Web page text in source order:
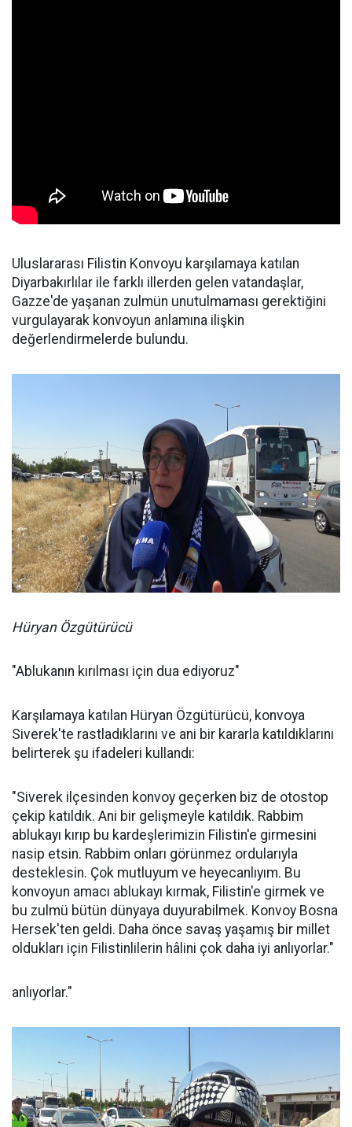
Uluslararası Filistin Konvoyu karşılamaya katılan
Diyarbakırlılar ile farklı illerden gelen vatandaşlar,
Gazze'de yaşanan zulmün unutulmaması gerektiğini
vurgulayarak konvoyun anlamına ilişkin
değerlendirmelerde bulundu.
Hüryan Özgütürücü
"Ablukanın kırılması için dua ediyoruz"
Karşılamaya katılan Hüryan Özgütürücü, konvoya
Siverek'te rastladıklarını ve ani bir kararla katıldıklarını
belirterek şu ifadeleri kullandı:
"Siverek ilçesinden konvoy geçerken biz de otostop
çekip katıldık. Ani bir gelişmeyle katıldık. Rabbim
ablukayı kırıp bu kardeşlerimizin Filistin'e girmesini
nasip etsin. Rabbim onları görünmez ordularıyla
desteklesin. Çok mutluyum ve heyecanlıyım. Bu
konvoyun amacı ablukayı kırmak, Filistin'e girmek ve
bu zulmü bütün dünyaya duyurabilmek. Konvoy Bosna
Hersek'ten geldi. Daha önce savaş yaşamış bir millet
oldukları için Filistinlilerin hâlini çok daha iyi anlıyorlar."
anlıyorlar."